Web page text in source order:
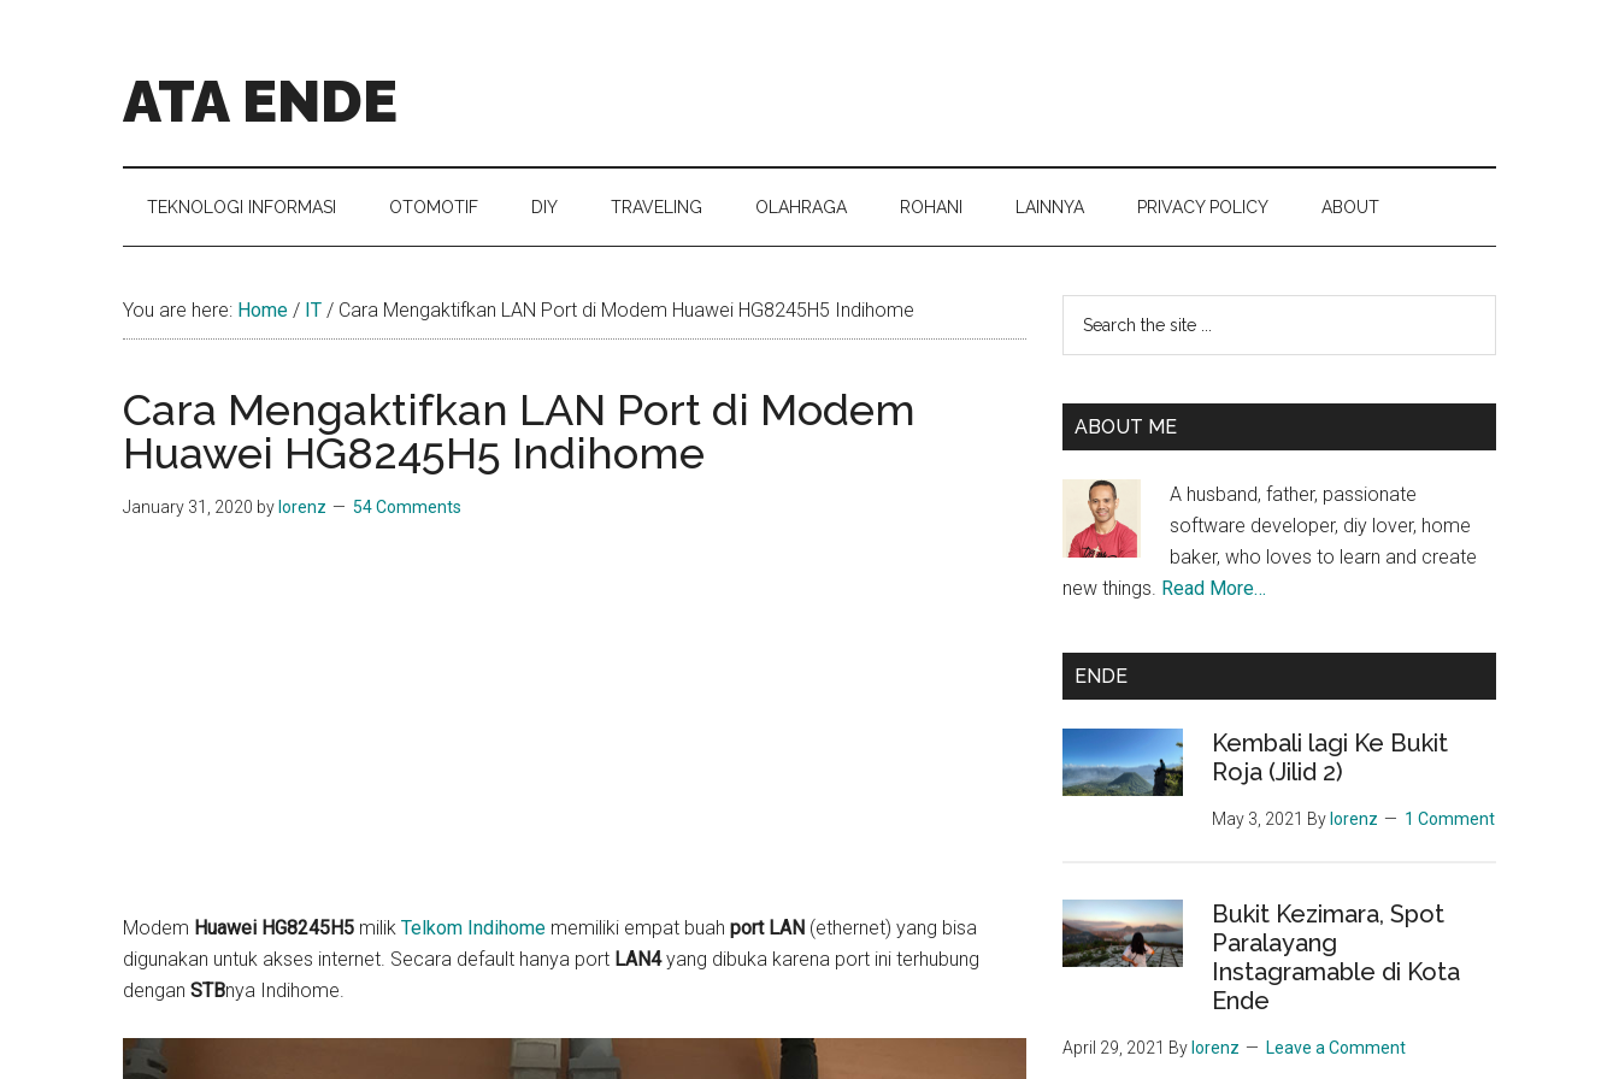
ATA ENDE
Orang
Ende
TEKNOLOGI INFORMASI OTOMOTIF DIY TRAVELING OLAHRAGA ROHANI LAINNYA PRIVACY POLICY ABOUT
You are here: Home / IT / Cara Mengaktifkan LAN Port di Modem Huawei HG8245H5 Indihome
Cara Mengaktifkan LAN Port di Modem
Huawei HG8245H5 Indihome
January 31, 2020 by lorenz 54 Comments
Modem Huawei HG8245H5 milik Telkom Indihome memiliki empat buah port LAN (ethernet) yang bisa
digunakan untuk akses internet. Secara default hanya port LAN4yang dibuka karena port ini terhubung
dengan STBnya Indihome.
Primary
Sidebar
...
ABOUT ME
A husband, father, passionate
software developer, diy lover, home
baker, who loves to learn and create
new things. Read More…
ENDE
Kembali lagi Ke Bukit
Roja (Jilid 2)
May 3, 2021 By lorenz 1 Comment
Bukit Kezimara, Spot
Paralayang
Instagramable di Kota
Ende
April 29, 2021 By lorenz Leave a Comment